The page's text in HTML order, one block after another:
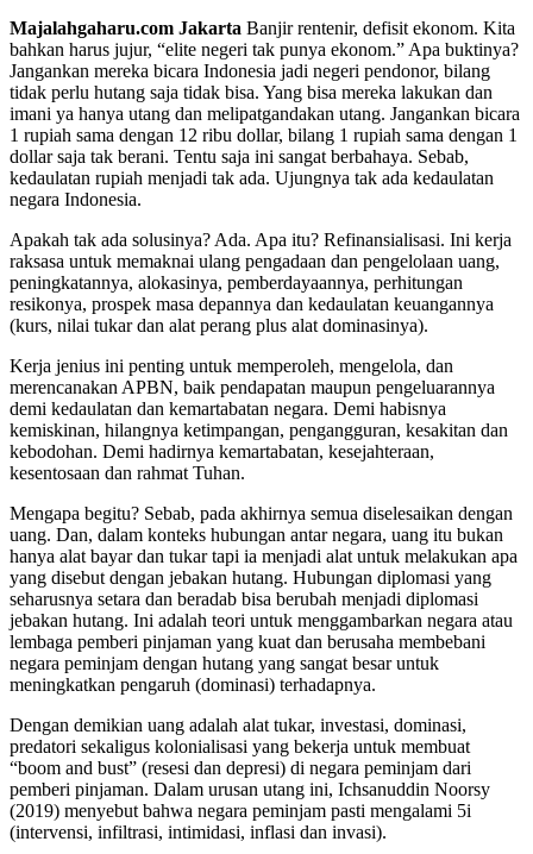
Majalahgaharu.com Jakarta Banjir rentenir, defisit ekonom. Kita
bahkan harus jujur, “elite negeri tak punya ekonom.” Apa buktinya?
Jangankan mereka bicara Indonesia jadi negeri pendonor, bilang
tidak perlu hutang saja tidak bisa. Yang bisa mereka lakukan dan
imani ya hanya utang dan melipatgandakan utang. Jangankan bicara
1 rupiah sama dengan 12 ribu dollar, bilang 1 rupiah sama dengan 1
dollar saja tak berani. Tentu saja ini sangat berbahaya. Sebab,
kedaulatan rupiah menjadi tak ada. Ujungnya tak ada kedaulatan
negara Indonesia.
Apakah tak ada solusinya? Ada. Apa itu? Refinansialisasi. Ini kerja
raksasa untuk memaknai ulang pengadaan dan pengelolaan uang,
peningkatannya, alokasinya, pemberdayaannya, perhitungan
resikonya, prospek masa depannya dan kedaulatan keuangannya
(kurs, nilai tukar dan alat perang plus alat dominasinya).
Kerja jenius ini penting untuk memperoleh, mengelola, dan
merencanakan APBN, baik pendapatan maupun pengeluarannya
demi kedaulatan dan kemartabatan negara. Demi habisnya
kemiskinan, hilangnya ketimpangan, pengangguran, kesakitan dan
kebodohan. Demi hadirnya kemartabatan, kesejahteraan,
kesentosaan dan rahmat Tuhan.
Mengapa begitu? Sebab, pada akhirnya semua diselesaikan dengan
uang. Dan, dalam konteks hubungan antar negara, uang itu bukan
hanya alat bayar dan tukar tapi ia menjadi alat untuk melakukan apa
yang disebut dengan jebakan hutang. Hubungan diplomasi yang
seharusnya setara dan beradab bisa berubah menjadi diplomasi
jebakan hutang. Ini adalah teori untuk menggambarkan negara atau
lembaga pemberi pinjaman yang kuat dan berusaha membebani
negara peminjam dengan hutang yang sangat besar untuk
meningkatkan pengaruh (dominasi) terhadapnya.
Dengan demikian uang adalah alat tukar, investasi, dominasi,
predatori sekaligus kolonialisasi yang bekerja untuk membuat
“boom and bust” (resesi dan depresi) di negara peminjam dari
pemberi pinjaman. Dalam urusan utang ini, Ichsanuddin Noorsy
(2019) menyebut bahwa negara peminjam pasti mengalami 5i
(intervensi, infiltrasi, intimidasi, inflasi dan invasi).